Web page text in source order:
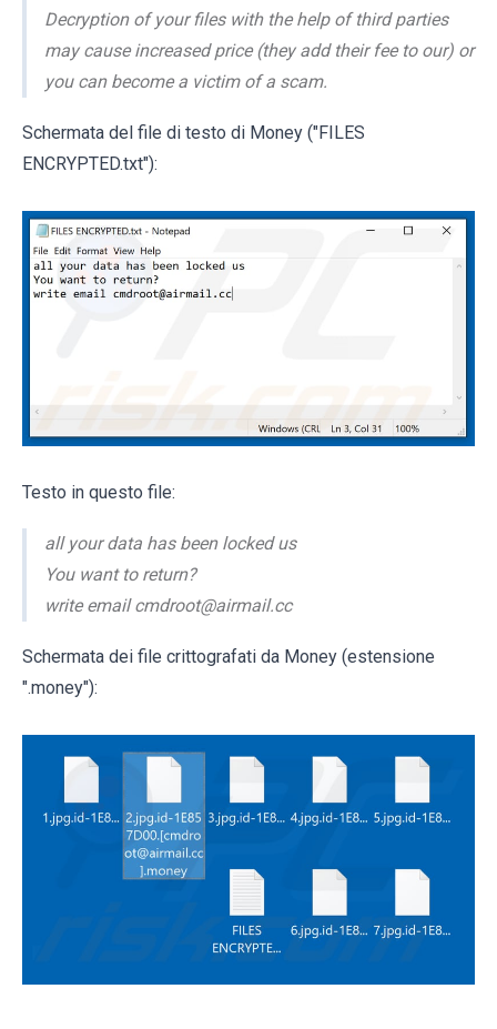
Decryption of your files with the help of third parties
may cause increased price (they add their fee to our) or
you can become a victim of a scam.
Schermata del file di testo di Money ("FILES
ENCRYPTED.txt"):
Testo in questo file:
all your data has been locked us
You want to return?
write email cmdroot@airmail.cc
Schermata dei file crittografati da Money (estensione
".money"):